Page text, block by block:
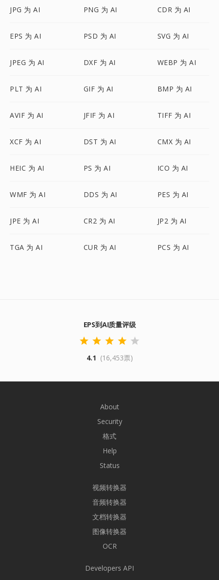
JPG 为 AI PNG 为 AI CDR 为 AI
EPS 为 AI PSD 为 AI SVG 为 AI
JPEG 为 AI DXF 为 AI WEBP 为 AI
PLT 为 AI GIF 为 AI BMP 为 AI
AVIF 为 AI JFIF 为 AI TIFF 为 AI
XCF 为 AI DST 为 AI CMX 为 AI
HEIC 为 AI PS 为 AI ICO 为 AI
WMF 为 AI DDS 为 AI PES 为 AI
JPE 为 AI CR2 为 AI JP2 为 AI
TGA 为 AI CUR 为 AI PCS 为 AI
EPS到AI质量评级
4.1 (16,453票)
About
Security
格式
Help
Status
视频转换器
音频转换器
文档转换器
图像转换器
OCR
Developers API